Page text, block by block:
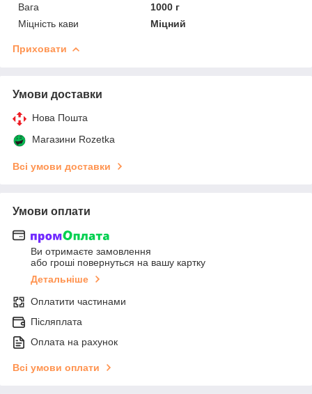
Вага
1000 г
Міцність кави
Міцний
Приховати
Умови доставки
Нова Пошта
Магазини Rozetka
Всі умови доставки
Умови оплати
Ви отримаєте замовлення
або гроші повернуться на вашу картку
Детальніше
Оплатити частинами
Післяплата
Оплата на рахунок
Всі умови оплати